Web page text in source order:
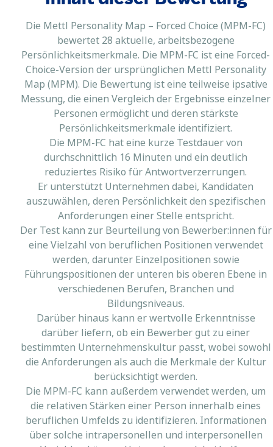
Die Mettl Personality Map – Forced Choice (MPM-FC)
bewertet 28 aktuelle, arbeitsbezogene
Persönlichkeitsmerkmale. Die MPM-FC ist eine Forced-
Choice-Version der ursprünglichen Mettl Personality
Map (MPM). Die Bewertung ist eine teilweise ipsative
Messung, die einen Vergleich der Ergebnisse einzelner
Personen ermöglicht und deren stärkste
Persönlichkeitsmerkmale identifiziert.
Die MPM-FC hat eine kurze Testdauer von
durchschnittlich 16 Minuten und ein deutlich
reduziertes Risiko für Antwortverzerrungen.
Er unterstützt Unternehmen dabei, Kandidaten
auszuwählen, deren Persönlichkeit den spezifischen
Anforderungen einer Stelle entspricht.
Der Test kann zur Beurteilung von Bewerber:innen für
eine Vielzahl von beruflichen Positionen verwendet
werden, darunter Einzelpositionen sowie
Führungspositionen der unteren bis oberen Ebene in
verschiedenen Berufen, Branchen und
Bildungsniveaus.
Darüber hinaus kann er wertvolle Erkenntnisse
darüber liefern, ob ein Bewerber gut zu einer
bestimmten Unternehmenskultur passt, wobei sowohl
die Anforderungen als auch die Merkmale der Kultur
berücksichtigt werden.
Die MPM-FC kann außerdem verwendet werden, um
die relativen Stärken einer Person innerhalb eines
beruflichen Umfelds zu identifizieren. Informationen
über solche intrapersonellen und interpersonellen